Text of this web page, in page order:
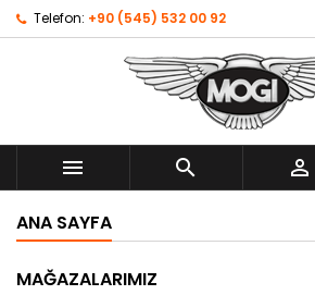
Telefon: +90 (545) 532 00 92
  
ANA SAYFA
MAĞAZALARIMIZ